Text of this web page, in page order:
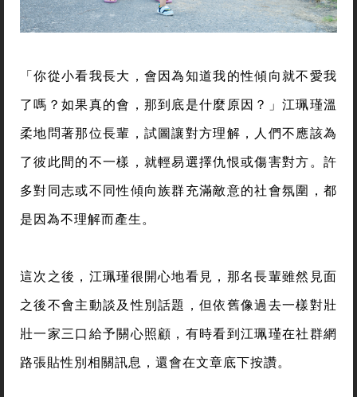
「你從小看我長大，會因為知道我的性傾向就不愛我
了嗎？如果真的會，那到底是什麼原因？」江珮瑾溫
柔地問著那位長輩，試圖讓對方理解，人們不應該為
了彼此間的不一樣，就輕易選擇仇恨或傷害對方。許
多對同志或不同性傾向族群充滿敵意的社會氛圍，都
是因為不理解而產生。
這次之後，江珮瑾很開心地看見，那名長輩雖然見面
之後不會主動談及性別話題，但依舊像過去一樣對壯
壯一家三口給予關心照顧，有時看到江珮瑾在社群網
路張貼性別相關訊息，還會在文章底下按讚。